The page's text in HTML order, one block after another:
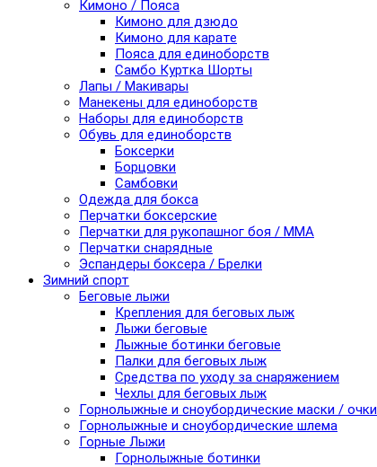
Кимоно / Пояса
Кимоно для дзюдо
Кимоно для карате
Пояса для единоборств
Самбо Куртка Шорты
Лапы / Макивары
Манекены для единоборств
Наборы для единоборств
Обувь для единоборств
Боксерки
Борцовки
Самбовки
Одежда для бокса
Перчатки боксерские
Перчатки для рукопашног боя / ММА
Перчатки снарядные
Эспандеры боксера / Брелки
Зимний спорт
Беговые лыжи
Крепления для беговых лыж
Лыжи беговые
Лыжные ботинки беговые
Палки для беговых лыж
Средства по уходу за снаряжением
Чехлы для беговых лыж
Горнолыжные и сноубордические маски / очки
Горнолыжные и сноубордические шлема
Горные Лыжи
Горнолыжные ботинки